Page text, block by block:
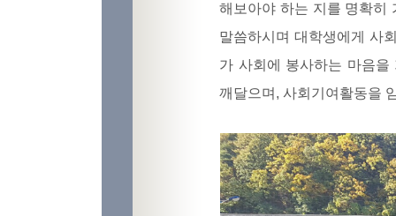
해보아야 하는 지를 명확히
말씀하시며 대학생에게 사
가 사회에 봉사하는 마음
깨달으며, 사회기여활동을